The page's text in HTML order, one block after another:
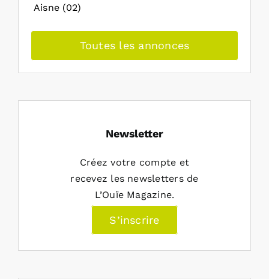
Aisne (02)
Toutes les annonces
Newsletter
Créez votre compte et
recevez les newsletters de
L’Ouïe Magazine.
S’inscrire